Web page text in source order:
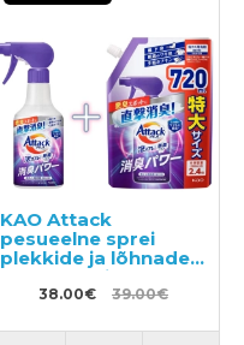
KAO Attack
pesueelne sprei
plekkide ja lõhnade
eemaldamiseks
300ml + täitepakend
38.00€ 39.00€